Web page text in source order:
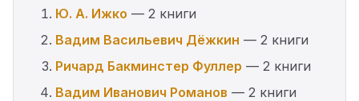
Ю. А. Ижко — 2 книги
Вадим Васильевич Дёжкин — 2 книги
Ричард Бакминстер Фуллер — 2 книги
Вадим Иванович Романов — 2 книги